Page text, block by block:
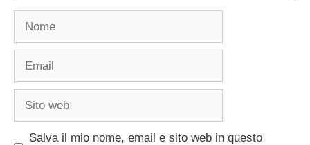
Nome
Email
Sito
Salva il mio nome, email e sito web in questo